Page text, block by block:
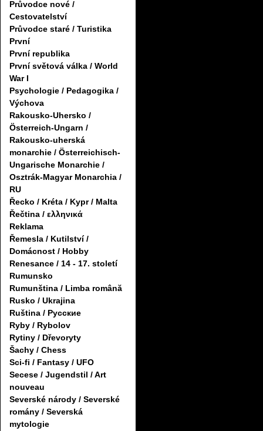
Průvodce nové /
Cestovatelství
Průvodce staré / Turistika
První
První republika
První světová válka / World
War I
Psychologie / Pedagogika /
Výchova
Rakousko-Uhersko /
Österreich-Ungarn /
Rakousko-uherská
monarchie / Österreichisch-
Ungarische Monarchie /
Osztrák-Magyar Monarchia /
RU
Řecko / Kréta / Kypr / Malta
Řečtina / ελληνικά
Reklama
Řemesla / Kutilství /
Domácnost / Hobby
Renesance / 14 - 17. století
Rumunsko
Rumunština / Limba română
Rusko / Ukrajina
Ruština / Русские
Ryby / Rybolov
Rytiny / Dřevoryty
Šachy / Chess
Sci-fi / Fantasy / UFO
Secese / Jugendstil / Art
nouveau
Severské národy / Severské
romány / Severská
mytologie